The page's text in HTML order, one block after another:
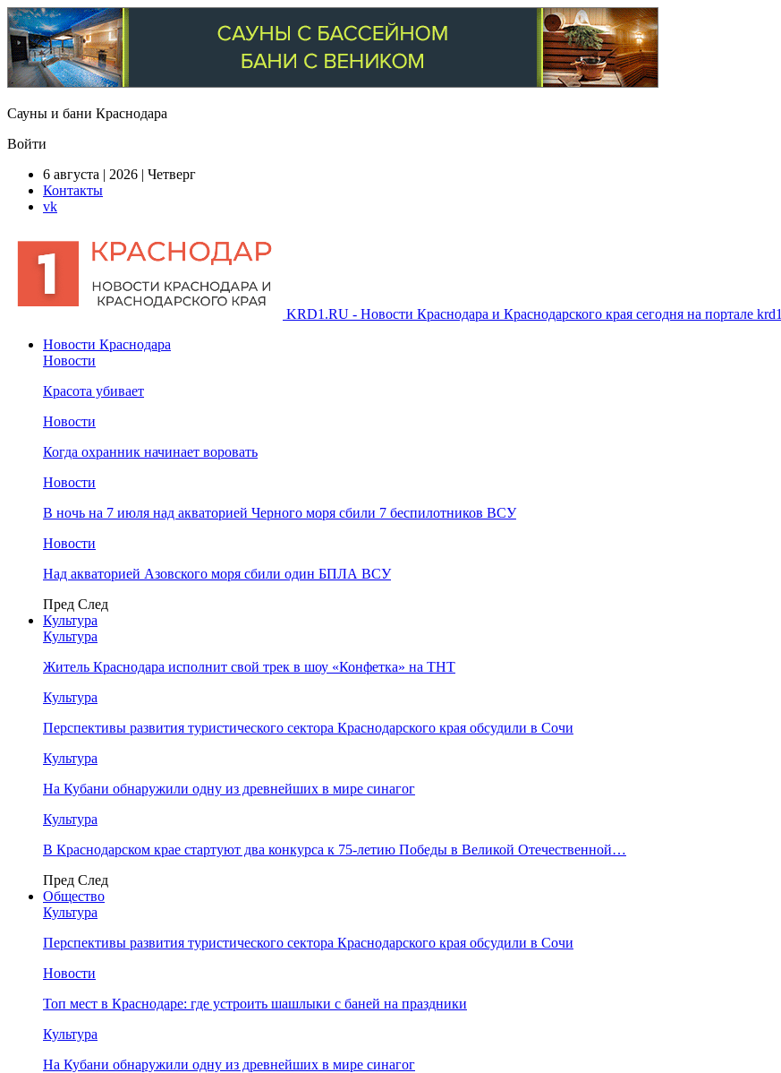
Сауны и бани Краснодара
Войти
6 августа | 2026 | Четверг
Контакты
vk
KRD1.RU - Новости Краснодара и Краснодарского края сегодня на портале krd1
Новости Краснодара
Новости
Красота убивает
Новости
Когда охранник начинает воровать
Новости
В ночь на 7 июля над акваторией Черного моря сбили 7 беспилотников ВСУ
Новости
Над акваторией Азовского моря сбили один БПЛА ВСУ
Пред След
Культура
Культура
Житель Краснодара исполнит свой трек в шоу «Конфетка» на ТНТ
Культура
Перспективы развития туристического сектора Краснодарского края обсудили в Сочи
Культура
На Кубани обнаружили одну из древнейших в мире синагог
Культура
В Краснодарском крае стартуют два конкурса к 75-летию Победы в Великой Отечественной…
Пред След
Общество
Культура
Перспективы развития туристического сектора Краснодарского края обсудили в Сочи
Новости
Топ мест в Краснодаре: где устроить шашлыки с баней на праздники
Культура
На Кубани обнаружили одну из древнейших в мире синагог